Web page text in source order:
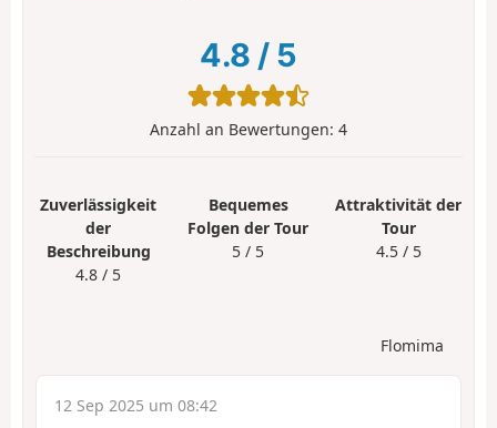
4.8 / 5
Anzahl an Bewertungen: 4
Zuverlässigkeit
der
Beschreibung
4.8 / 5
Bequemes
Folgen der Tour
5 / 5
Attraktivität der
Tour
4.5 / 5
Flomima
12 Sep 2025 um 08:42